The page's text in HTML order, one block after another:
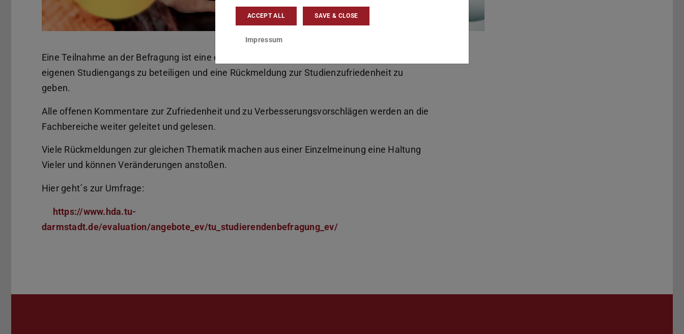
Eine Teilnahme an der Befragung ist eine einfache Möglichkeit sich an der Gestaltung des
eigenen Studiengangs zu beteiligen und eine Rückmeldung zur Studienzufriedenheit zu
geben.
Alle offenen Kommentare zur Zufriedenheit und zu Verbesserungsvorschlägen werden an die
Fachbereiche weiter geleitet und gelesen.
Viele Rückmeldungen zur gleichen Thematik machen aus einer Einzelmeinung eine Haltung
Vieler und können Veränderungen anstoßen.
Hier geht´s zur Umfrage:
https://www.hda.tu-
darmstadt.de/evaluation/angebote_ev/tu_studierendenbefragung_ev/
ACCEPT ALL SAVE & CLOSE
Impressum